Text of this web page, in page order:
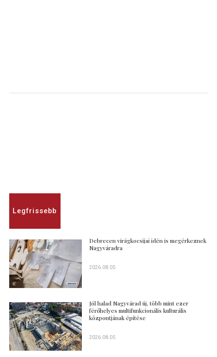
Legfrissebb
Debrecen virágkocsijai idén is megérkeznek
Nagyváradra
2026.08.05
Jól halad Nagyvárad új, több mint ezer
férőhelyes multifunkcionális kulturális
központjának építése
2026.08.05